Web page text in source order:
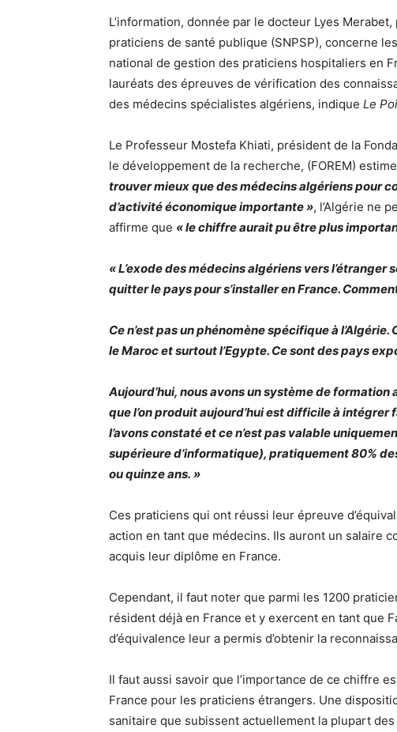
L’information, donnée par le docteur Lyes
praticiens de santé publique (SNPSP), concerne
national de gestion des praticiens hospitaliers en
lauréats des épreuves de vérification des
des médecins spécialistes algériens, indique Le
Le Professeur Mostefa Khiati, président de la
le développement de la recherche, (FOREM)
trouver mieux que des médecins algériens pour
d’activité économique importante », l’Algérie ne
affirme que « le chiffre aurait pu être plus
« L’exode des médecins algériens vers l’étranger
quitter le pays pour s’installer en France.
Ce n’est pas un phénomène spécifique à
le Maroc et surtout l’Egypte. Ce sont des pays
Aujourd’hui, nous avons un système de
que l’on produit aujourd’hui est difficile à
l’avons constaté et ce n’est pas valable
supérieure d’informatique), pratiquement 80%
ou quinze ans. »
Ces praticiens qui ont réussi leur épreuve
action en tant que médecins. Ils auront un salaire
acquis leur diplôme en France.
Cependant, il faut noter que parmi les 1200
résident déjà en France et y exercent en tant que
d’équivalence leur a permis d’obtenir la
Il faut aussi savoir que l’importance de ce chiffre
France pour les praticiens étrangers. Une
sanitaire que subissent actuellement la plupart des